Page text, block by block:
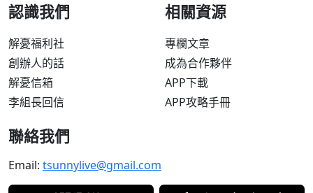
認識我們
解憂福利社
創辦人的話
解憂信箱
李組長回信
相關資源
專欄文章
成為合作夥伴
APP下載
APP攻略手冊
聯絡我們
Email: tsunnylive@gmail.com